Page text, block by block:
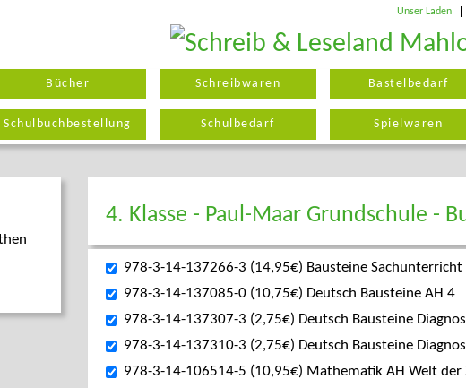
Unser Laden
Bücher Schreibwaren Bastelbedarf
Schulbuchbestellung Schulbedarf Spielwaren
4. Klasse - Paul-Maar Grundschule -
978-3-14-137266-3 (14,95€) Bausteine Sachunterricht
978-3-14-137085-0 (10,75€) Deutsch Bausteine AH 4
978-3-14-137307-3 (2,75€) Deutsch Bausteine
978-3-14-137310-3 (2,75€) Deutsch Bausteine
978-3-14-106514-5 (10,95€) Mathematik AH Welt der